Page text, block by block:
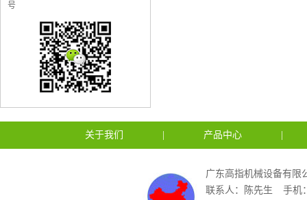
号
关于我们 产品中心
广东高指机械设备有限
联系人：陈先生
手机